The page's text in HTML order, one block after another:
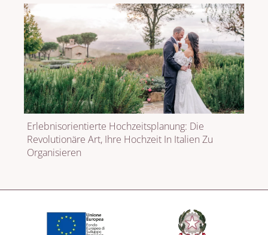
Erlebnisorientierte Hochzeitsplanung: Die
Revolutionäre Art, Ihre Hochzeit In Italien Zu
Organisieren